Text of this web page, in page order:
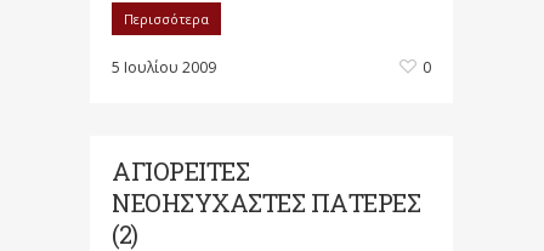
Περισσότερα
5 Ιουλίου 2009 0
ΑΓΙΟΡΕΙΤΕΣ
ΝΕΟΗΣΥΧΑΣΤΕΣ ΠΑΤΕΡΕΣ
(2)